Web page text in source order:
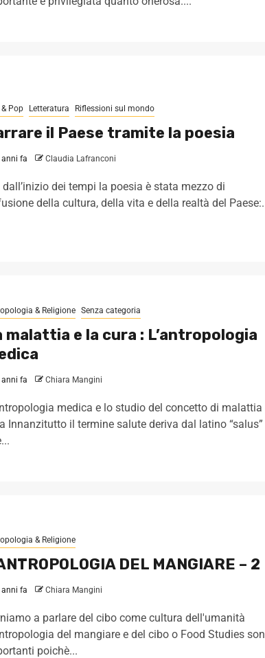
Pop Letteratura Riflessioni sul mondo
il Paese tramite la poesia
anni fa Claudia Lafranconi
dall’inizio dei tempi la poesia è stata mezzo di
della cultura, della vita e della realtà del
& Religione Senza categoria
malattia e la cura : L’antropologia
anni fa Chiara Mangini
medica e lo studio del concetto di malattia
Innanzitutto il termine salute deriva dal latino “salus”
& Religione
DEL MANGIARE – 2
anni fa Chiara Mangini
a parlare del cibo come cultura dell'umanità
del mangiare e del cibo o Food Studies
poichè...